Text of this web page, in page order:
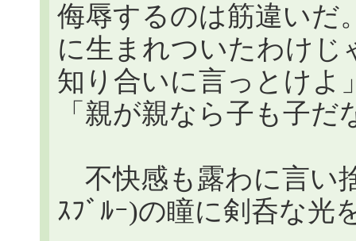
侮辱するのは筋違いだ
に生まれついたわけじ
知り合いに言っとけよ
「親が親なら子も子
不快感も露わに言い
ｽﾌﾞﾙｰ)の瞳に剣呑な光